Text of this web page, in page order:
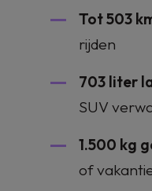
Tot 503
rijden
703 liter
SUV
1.500 kg
of